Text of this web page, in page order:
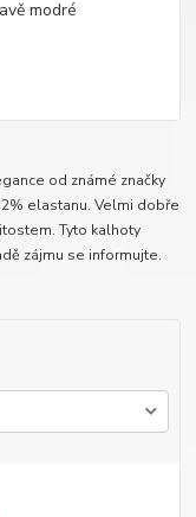
od známé značky
elastanu. Velmi dobře
Tyto kalhoty
zájmu se informujte.